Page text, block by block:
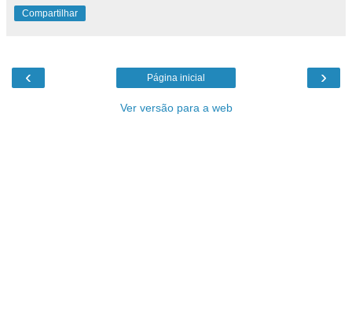
Compartilhar
‹ ›
Página inicial
Ver versão para a web